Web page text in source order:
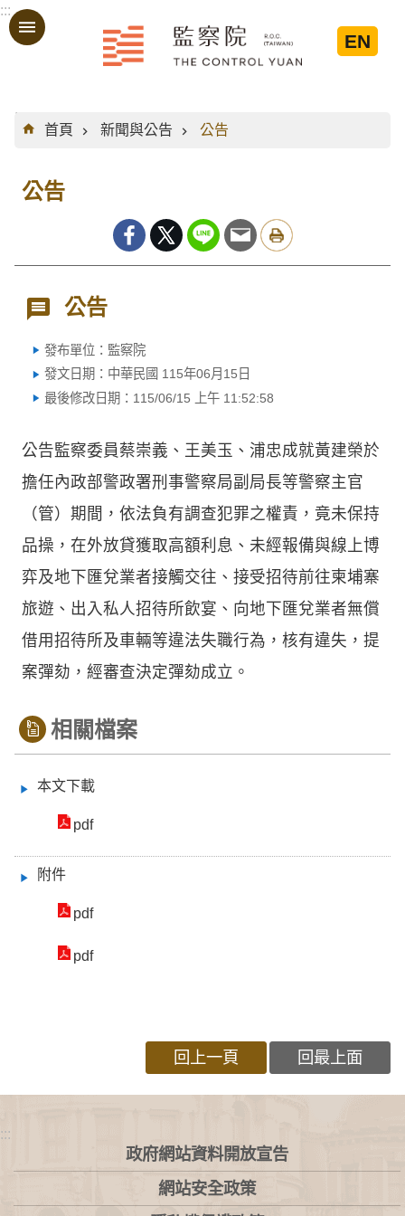
跳到主要內容區塊
:::
EN
:::
首頁
新聞與公告 公告
公告
公告
發布單位：監察院
發文日期：中華民國 115年06月15日
最後修改日期：115/06/15 上午 11:52:58
公告監察委員蔡崇義、王美玉、浦忠成就黃建榮於
擔任內政部警政署刑事警察局副局長等警察主官
（管）期間，依法負有調查犯罪之權責，竟未保持
品操，在外放貸獲取高額利息、未經報備與線上博
弈及地下匯兌業者接觸交往、接受招待前往柬埔寨
旅遊、出入私人招待所飲宴、向地下匯兌業者無償
借用招待所及車輛等違法失職行為，核有違失，提
案彈劾，經審查決定彈劾成立。
相關檔案
本文下載
pdf
附件
pdf
pdf
回上一頁 回最上面
:::
政府網站資料開放宣告
網站安全政策